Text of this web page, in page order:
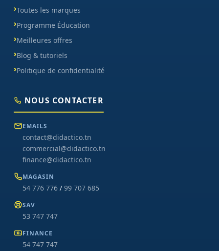
Toutes les marques
Programme Éducation
Meilleures offres
Blog & tutoriels
Politique de confidentialité
NOUS CONTACTER
EMAILS
contact@didactico.tn
commercial@didactico.tn
finance@didactico.tn
MAGASIN
54 776 776 / 99 707 685
SAV
53 747 747
FINANCE
54 747 747